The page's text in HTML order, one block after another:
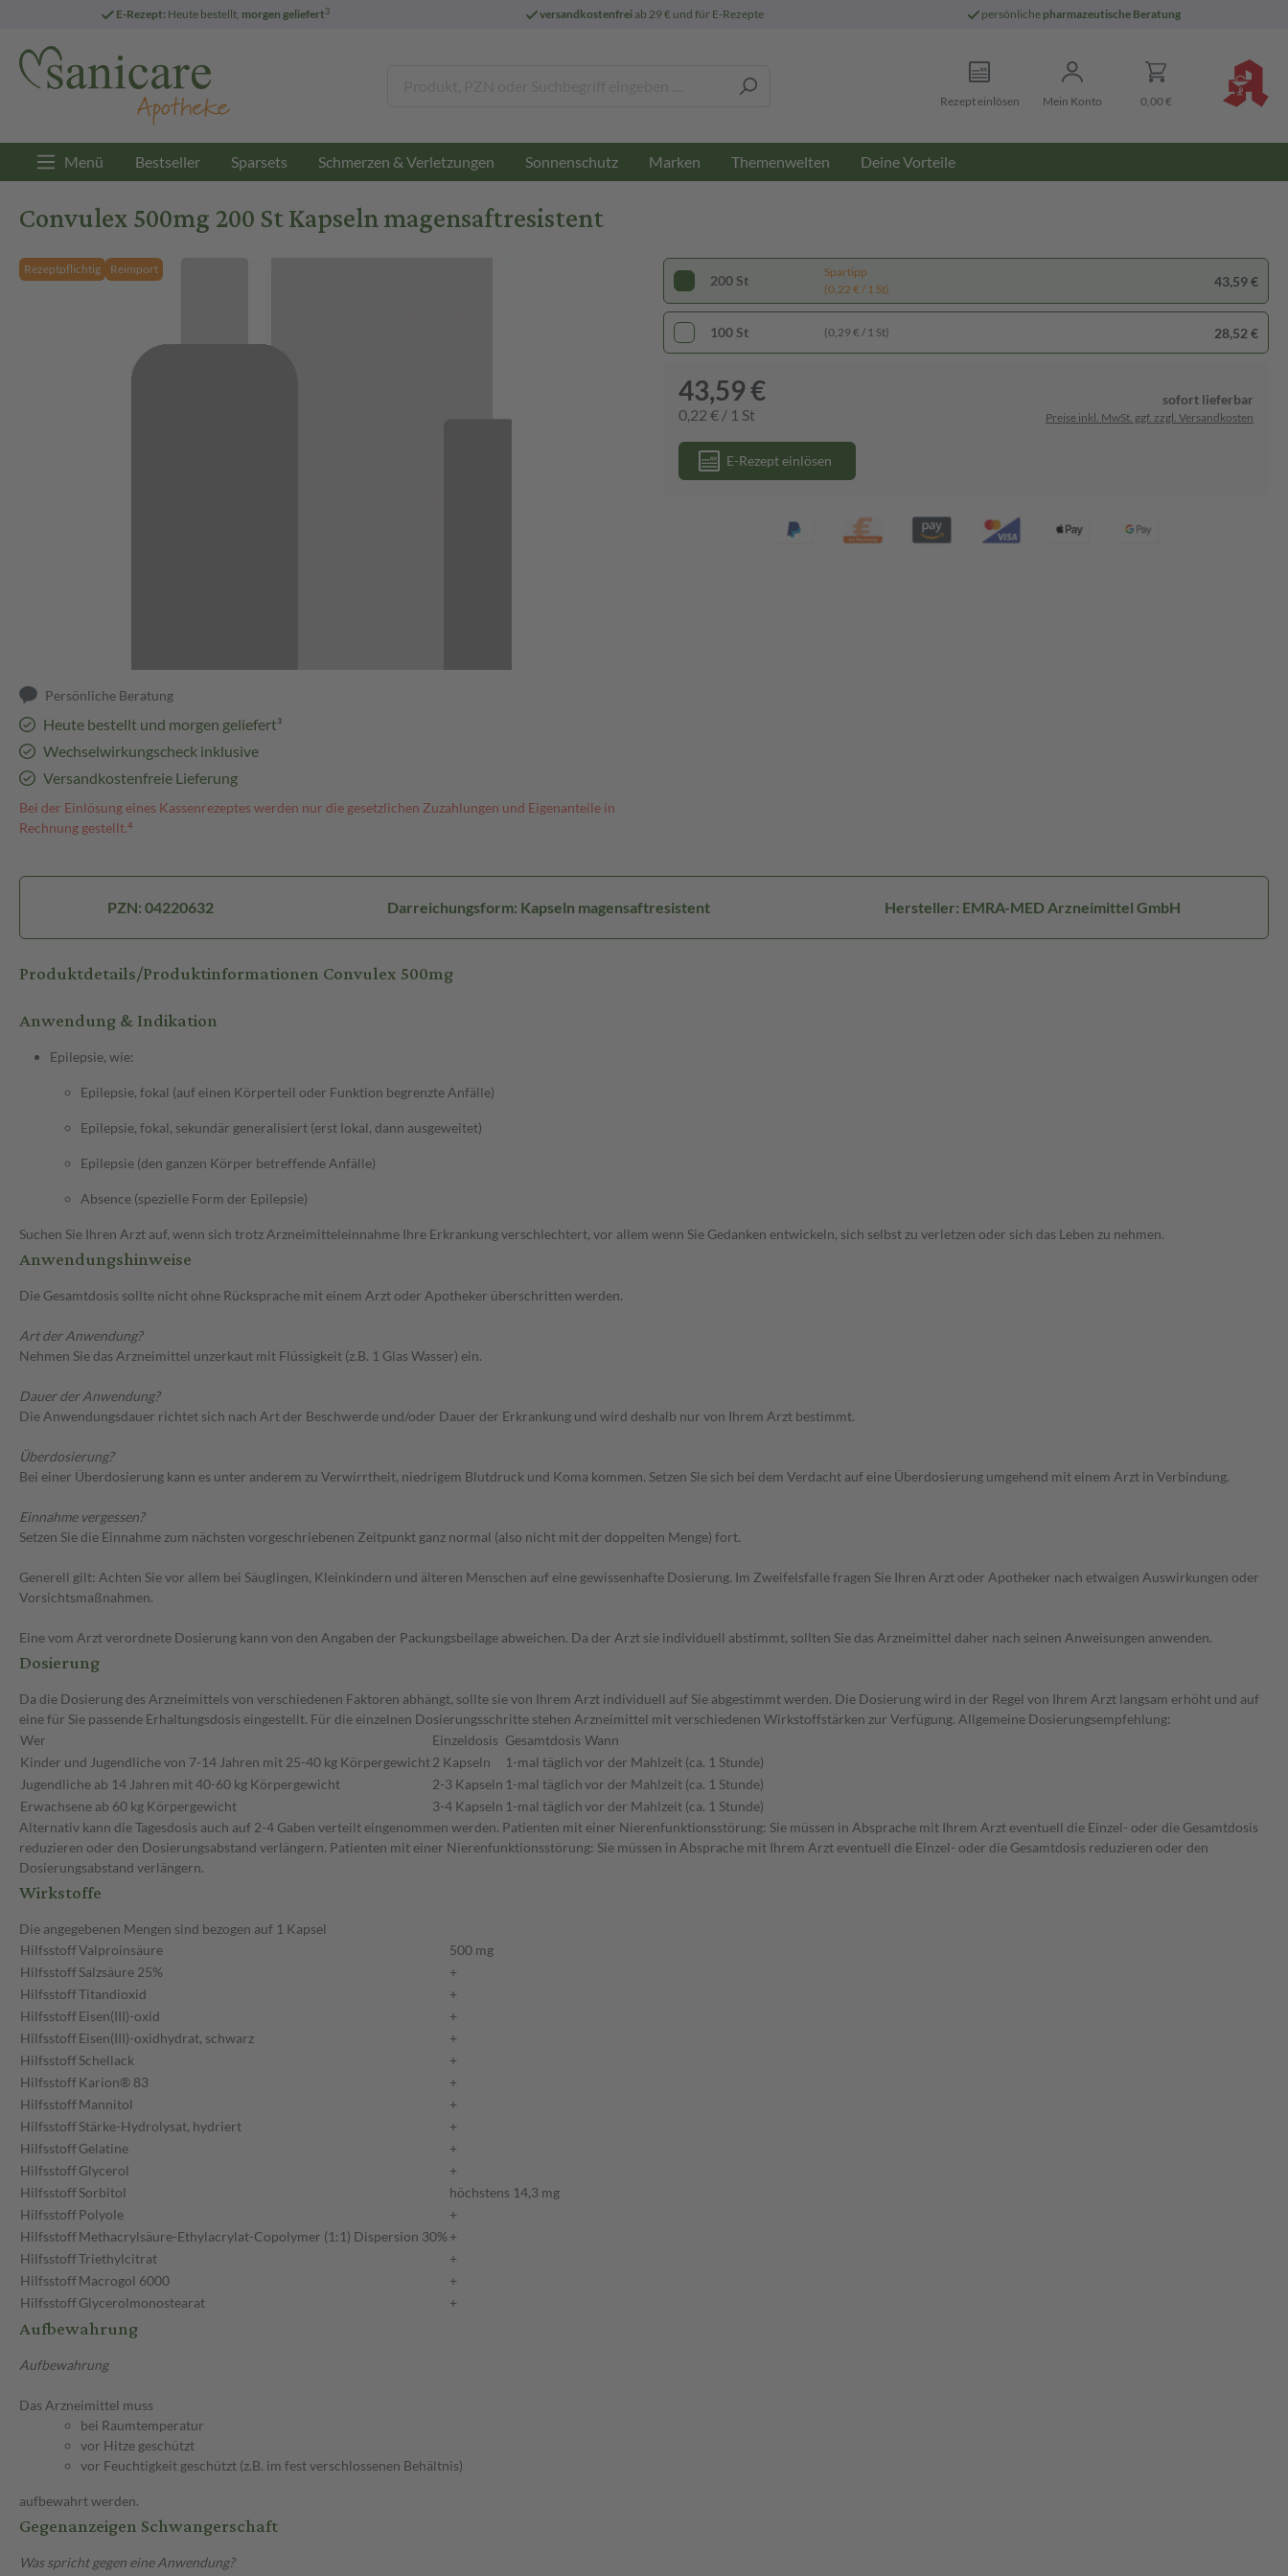
E-Rezept: Heute bestellt, morgen geliefert3 versandkostenfreiab 29 € und für E-Rezepte persönliche pharmazeutische Beratung
Rezept einlösen Mein Konto 0,00 €
Menü Bestseller Sparsets Schmerzen & Verletzungen Sonnenschutz Marken Themenwelten Deine Vorteile
Convulex 500mg 200 St Kapseln magensaftresistent
Rezeptpflichtig Reimport
Persönliche Beratung
Heute bestellt und morgen geliefert³
Wechselwirkungscheck inklusive
Versandkostenfreie Lieferung
Bei der Einlösung eines Kassenrezeptes werden nur die gesetzlichen Zuzahlungen und Eigenanteile in
Rechnung gestellt.⁴
200 St
Spartipp
(0,22 € / 1 St)
43,59 €
100 St (0,29 € / 1 St) 28,52 €
43,59 €
0,22 € / 1 St
sofort lieferbar
Preise inkl. MwSt. ggf. zzgl. Versandkosten
E-Rezept einlösen
PZN: 04220632 Darreichungsform: Kapseln magensaftresistent Hersteller: EMRA-MED Arzneimittel GmbH
Produktdetails/Produktinformationen Convulex 500mg
Anwendung & Indikation
Epilepsie, wie:
Epilepsie, fokal (auf einen Körperteil oder Funktion begrenzte Anfälle)
Epilepsie, fokal, sekundär generalisiert (erst lokal, dann ausgeweitet)
Epilepsie (den ganzen Körper betreffende Anfälle)
Absence (spezielle Form der Epilepsie)
Suchen Sie Ihren Arzt auf, wenn sich trotz Arzneimitteleinnahme Ihre Erkrankung verschlechtert, vor allem wenn Sie Gedanken entwickeln, sich selbst zu verletzen oder sich das Leben zu nehmen.
Anwendungshinweise
Die Gesamtdosis sollte nicht ohne Rücksprache mit einem Arzt oder Apotheker überschritten werden.
Art der Anwendung?
Nehmen Sie das Arzneimittel unzerkaut mit Flüssigkeit (z.B. 1 Glas Wasser) ein.
Dauer der Anwendung?
Die Anwendungsdauer richtet sich nach Art der Beschwerde und/oder Dauer der Erkrankung und wird deshalb nur von Ihrem Arzt bestimmt.
Überdosierung?
Bei einer Überdosierung kann es unter anderem zu Verwirrtheit, niedrigem Blutdruck und Koma kommen. Setzen Sie sich bei dem Verdacht auf eine Überdosierung umgehend mit einem Arzt in Verbindung.
Einnahme vergessen?
Setzen Sie die Einnahme zum nächsten vorgeschriebenen Zeitpunkt ganz normal (also nicht mit der doppelten Menge) fort.
Generell gilt: Achten Sie vor allem bei Säuglingen, Kleinkindern und älteren Menschen auf eine gewissenhafte Dosierung. Im Zweifelsfalle fragen Sie Ihren Arzt oder Apotheker nach etwaigen Auswirkungen oder
Vorsichtsmaßnahmen.
Eine vom Arzt verordnete Dosierung kann von den Angaben der Packungsbeilage abweichen. Da der Arzt sie individuell abstimmt, sollten Sie das Arzneimittel daher nach seinen Anweisungen anwenden.
Dosierung
Da die Dosierung des Arzneimittels von verschiedenen Faktoren abhängt, sollte sie von Ihrem Arzt individuell auf Sie abgestimmt werden. Die Dosierung wird in der Regel von Ihrem Arzt langsam erhöht und auf
eine für Sie passende Erhaltungsdosis eingestellt. Für die einzelnen Dosierungsschritte stehen Arzneimittel mit verschiedenen Wirkstoffstärken zur Verfügung. Allgemeine Dosierungsempfehlung:
Wer
Einzeldosis Gesamtdosis Wann
Kinder und Jugendliche von 7-14 Jahren mit 25-40 kg Körpergewicht2 Kapseln 1-mal täglichvor der Mahlzeit (ca. 1 Stunde)
Jugendliche ab 14 Jahren mit 40-60 kg Körpergewicht
2-3 Kapseln 1-mal täglichvor der Mahlzeit (ca. 1 Stunde)
Erwachsene ab 60 kg Körpergewicht
3-4 Kapseln 1-mal täglichvor der Mahlzeit (ca. 1 Stunde)
Alternativ kann die Tagesdosis auch auf 2-4 Gaben verteilt eingenommen werden. Patienten mit einer Nierenfunktionsstörung: Sie müssen in Absprache mit Ihrem Arzt eventuell die Einzel- oder die Gesamtdosis
reduzieren oder den Dosierungsabstand verlängern. Patienten mit einer Nierenfunktionsstörung: Sie müssen in Absprache mit Ihrem Arzt eventuell die Einzel- oder die Gesamtdosis reduzieren oder den
Dosierungsabstand verlängern.
Wirkstoffe
Die angegebenen Mengen sind bezogen auf 1 Kapsel
HilfsstoffValproinsäure
500 mg
HilfsstoffSalzsäure 25%
+
HilfsstoffTitandioxid
+
HilfsstoffEisen(III)-oxid
+
HilfsstoffEisen(III)-oxidhydrat, schwarz
+
HilfsstoffSchellack
+
HilfsstoffKarion® 83
+
HilfsstoffMannitol
+
HilfsstoffStärke-Hydrolysat, hydriert
+
HilfsstoffGelatine
+
HilfsstoffGlycerol
+
HilfsstoffSorbitol
höchstens 14,3 mg
HilfsstoffPolyole
+
HilfsstoffMethacrylsäure-Ethylacrylat-Copolymer (1:1) Dispersion 30%+
HilfsstoffTriethylcitrat
+
HilfsstoffMacrogol 6000
+
HilfsstoffGlycerolmonostearat +
Aufbewahrung
Aufbewahrung
Das Arzneimittel muss
bei Raumtemperatur
vor Hitze geschützt
vor Feuchtigkeit geschützt (z.B. im fest verschlossenen Behältnis)
aufbewahrt werden.
Gegenanzeigen Schwangerschaft
Was spricht gegen eine Anwendung?